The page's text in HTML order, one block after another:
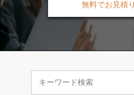
無料でお見積り